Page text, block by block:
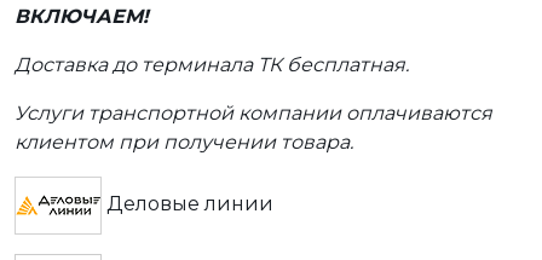
ВКЛЮЧАЕМ!
Доставка до терминала ТК бесплатная.
Услуги транспортной компании оплачиваются
клиентом при получении товара.
Деловые линии